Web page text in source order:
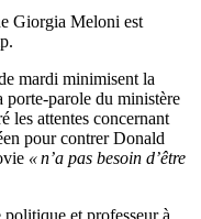
Giorgia Meloni est
mardi minimisent la
parole du ministère
les attentes concernant
pour contrer Donald
« n’a pas besoin d’être
et professeur à